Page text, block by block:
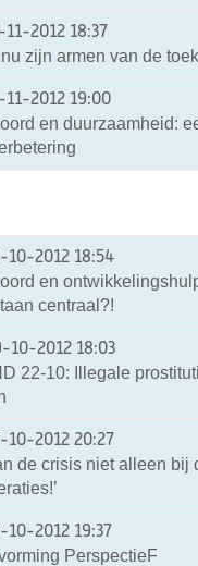
11-2012 18:37
zijn armen van de
11-2012 19:00
en duurzaamheid:
10-2012 18:54
en
centraal?!
10-2012 18:03
22-10: Illegale
10-2012 20:27
de crisis niet alleen bij
10-2012 19:37
PerspectieF